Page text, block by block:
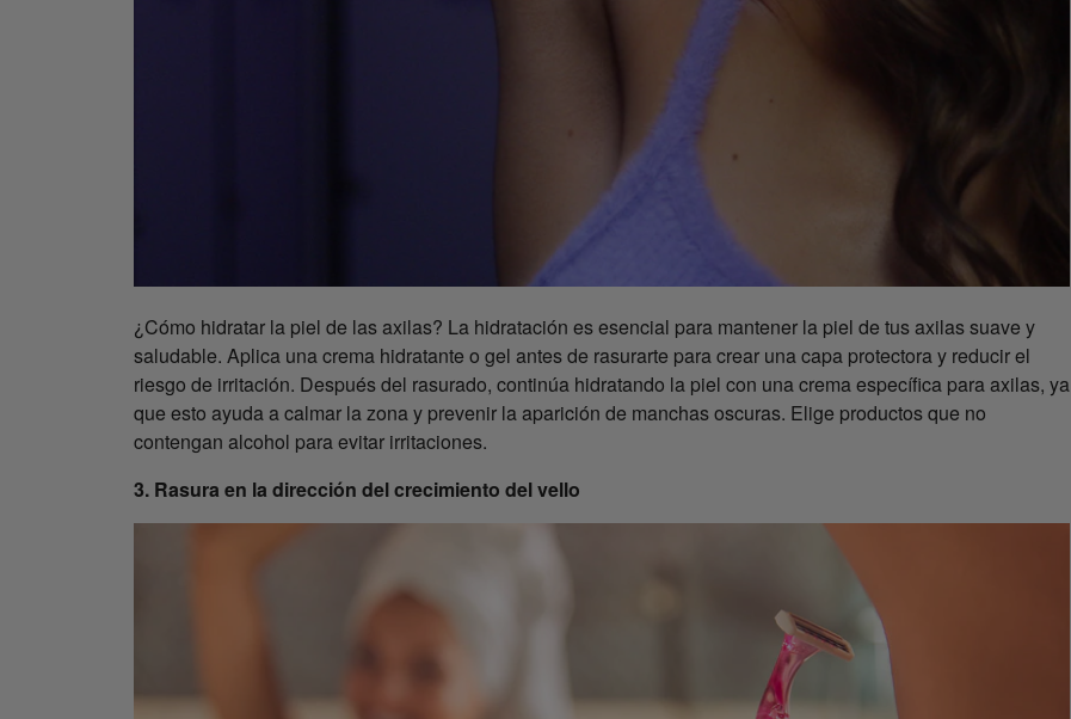
¿Cómo hidratar la piel de las axilas? La hidratación es esencial para mantener la piel de tus axilas suave y
saludable. Aplica una crema hidratante o gel antes de rasurarte para crear una capa protectora y reducir el
riesgo de irritación. Después del rasurado, continúa hidratando la piel con una crema específica para axilas, ya
que esto ayuda a calmar la zona y prevenir la aparición de manchas oscuras. Elige productos que no
contengan alcohol para evitar irritaciones.
3. Rasura en la dirección del crecimiento del vello